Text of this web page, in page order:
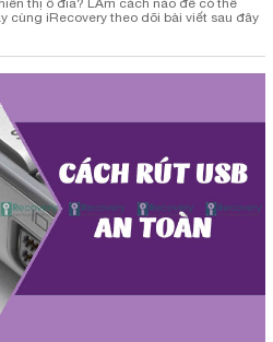
thị ổ đĩa? LÀm cách nào để có thể
cùng iRecovery theo dõi bài viết sau đây